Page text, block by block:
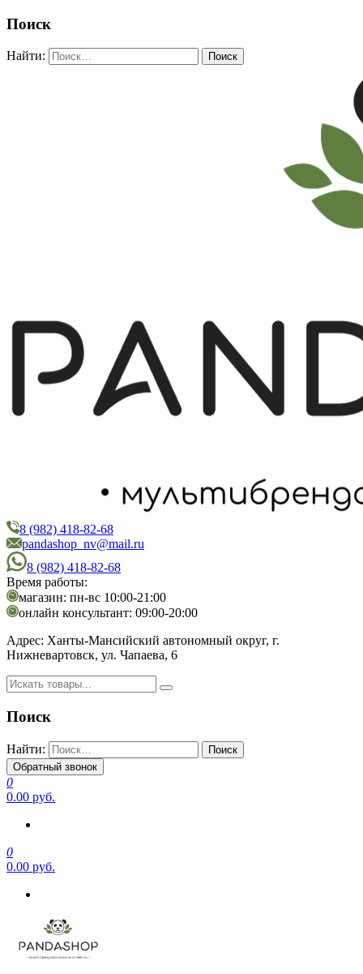
Поиск
Найти:
PandaShop
Интернет-магазин косметики
8 (982) 418-82-68
pandashop_nv@mail.ru
8 (982) 418-82-68
Время работы:
магазин: пн-вс 10:00-21:00
онлайн консультант: 09:00-20:00
Адрес: Ханты-Мансийский автономный округ, г.
Нижневартовск, ул. Чапаева, 6
Поиск
Найти:
Обратный звонок
0
0.00 руб.
0
0.00 руб.